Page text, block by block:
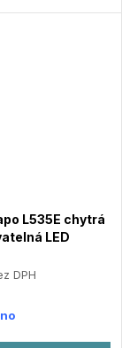
lumenů,
L535E chytrá
LED
DPH